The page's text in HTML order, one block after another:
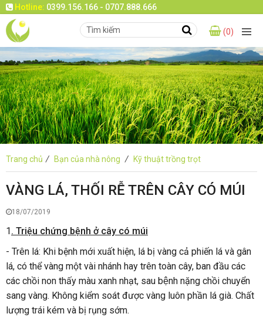
Hotline: 0399.156.166 - 0707.888.666
(0)
Trang chủ / Bạn của nhà nông / Kỹ thuật trồng trọt
VÀNG LÁ, THỐI RỄ TRÊN CÂY CÓ MÚI
18/07/2019
1. Triệu chứng bệnh ở cây có múi
- Trên lá: Khi bệnh mới xuất hiện, lá bị vàng cả phiến lá và gân
lá, có thể vàng một vài nhánh hay trên toàn cây, ban đầu các
các chồi non thấy màu xanh nhạt, sau bệnh nặng chồi chuyển
sang vàng. Không kiểm soát được vàng luôn phần lá già. Chất
lượng trái kém và bị rụng sớm.